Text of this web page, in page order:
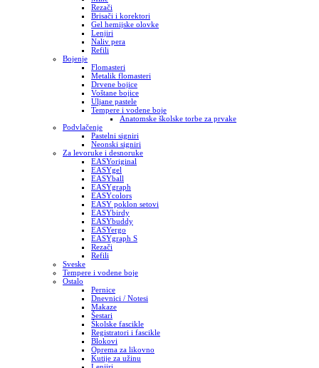
Rezači
Brisači i korektori
Gel hemijske olovke
Lenjiri
Naliv pera
Refili
Bojenje
Flomasteri
Metalik flomasteri
Drvene bojice
Voštane bojice
Uljane pastele
Tempere i vodene boje
Anatomske školske torbe za prvake
Podvlačenje
Pastelni signiri
Neonski signiri
Za levoruke i desnoruke
EASYoriginal
EASYgel
EASYball
EASYgraph
EASYcolors
EASY poklon setovi
EASYbirdy
EASYbuddy
EASYergo
EASYgraph S
Rezači
Refili
Sveske
Tempere i vodene boje
Ostalo
Pernice
Dnevnici / Notesi
Makaze
Šestari
Školske fascikle
Registratori i fascikle
Blokovi
Oprema za likovno
Kutije za užinu